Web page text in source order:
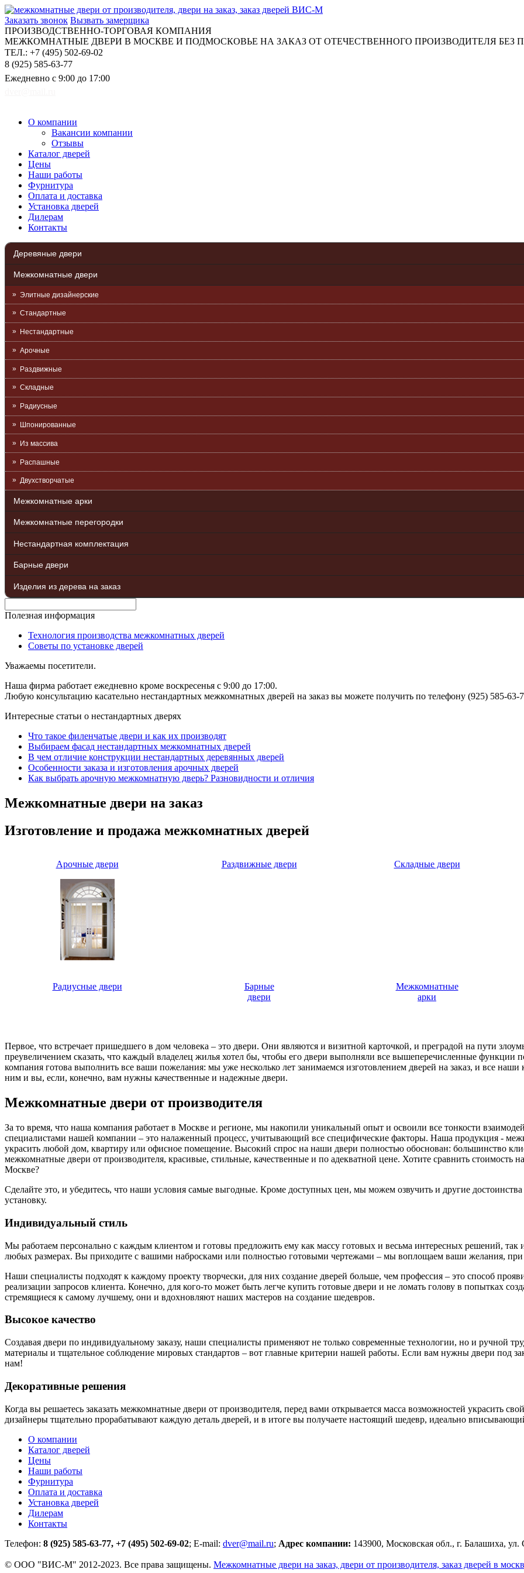
Заказать звонок Вызвать замерщика
ПРОИЗВОДСТВЕННО-ТОРГОВАЯ КОМПАНИЯ
МЕЖКОМНАТНЫЕ ДВЕРИ В МОСКВЕ И ПОДМОСКОВЬЕ НА ЗАКАЗ ОТ ОТЕЧЕСТВЕННОГО ПРОИЗВОДИТЕЛЯ БЕЗ
ТЕЛ.: +7 (495) 502-69-02
8 (925) 585-63-77
Ежедневно с 9:00 до 17:00
О компании
Вакансии компании
Отзывы
Каталог дверей
Цены
Наши работы
Фурнитура
Оплата и доставка
Установка дверей
Дилерам
Контакты
Деревяные двери
Межкомнатные двери
Элитные дизайнерские
Стандартные
Нестандартные
Арочные
Раздвижные
Складные
Радиусные
Шпонированные
Из массива
Распашные
Двухстворчатые
Межкомнатные арки
Межкомнатные перегородки
Нестандартная комплектация
Барные двери
Изделия из дерева на заказ
Полезная информация
Технология производства межкомнатных дверей
Советы по установке дверей
Уважаемы посетители.
Наша фирма работает ежедневно кроме воскресенья с 9:00 до 17:00.
Любую консультацию касательно нестандартных межкомнатных дверей на заказ вы можете получить по телефону (925) 585-63-
Интересные статьи о нестандартных дверях
Что такое филенчатые двери и как их производят
Выбираем фасад нестандартных межкомнатных дверей
В чем отличие конструкции нестандартных деревянных дверей
Особенности заказа и изготовления арочных дверей
Как выбрать арочную межкомнатную дверь? Разновидности и отличия
Межкомнатные двери на заказ
Изготовление и продажа межкомнатных дверей
Арочные двери Раздвижные двери Складные двери
Радиусные двери
Барные
двери
Межкомнатные
арки
Первое, что встречает пришедшего в дом человека – это двери. Они являются и визитной карточкой, и преградой на пути
преувеличением сказать, что каждый владелец жилья хотел бы, чтобы его двери выполняли все вышеперечисленные
компания готова выполнить все ваши пожелания: мы уже несколько лет занимаемся изготовлением дверей на заказ, и все
ним и вы, если, конечно, вам нужны качественные и надежные двери.
Межкомнатные двери от производителя
За то время, что наша компания работает в Москве и регионе, мы накопили уникальный опыт и освоили все тонкости
специалистами нашей компании – это налаженный процесс, учитывающий все специфические факторы. Наша продукция -
украсить любой дом, квартиру или офисное помещение. Высокий спрос на наши двери полностью обоснован: большинство
межкомнатные двери от производителя, красивые, стильные, качественные и по адекватной цене. Хотите сравнить
Москве?
Сделайте это, и убедитесь, что наши условия самые выгодные. Кроме доступных цен, мы можем озвучить и другие
установку.
Индивидуальный стиль
Мы работаем персонально с каждым клиентом и готовы предложить ему как массу готовых и весьма интересных решений, так
любых размерах. Вы приходите с вашими набросками или полностью готовыми чертежами – мы воплощаем ваши желания, при
Наши специалисты подходят к каждому проекту творчески, для них создание дверей больше, чем профессия – это способ
реализации запросов клиента. Конечно, для кого-то может быть легче купить готовые двери и не ломать голову в попытках
стремящиеся к самому лучшему, они и вдохновляют наших мастеров на создание шедевров.
Высокое качество
Создавая двери по индивидуальному заказу, наши специалисты применяют не только современные технологии, но и ручной
материалы и тщательное соблюдение мировых стандартов – вот главные критерии нашей работы. Если вам нужны двери под
нам!
Декоративные решения
Когда вы решаетесь заказать межкомнатные двери от производителя, перед вами открывается масса возможностей украсить
дизайнеры тщательно прорабатывают каждую деталь дверей, и в итоге вы получаете настоящий шедевр, идеально
О компании
Каталог дверей
Цены
Наши работы
Фурнитура
Оплата и доставка
Установка дверей
Дилерам
Контакты
Телефон: 8 (925) 585-63-77, +7 (495) 502-69-02; E-mail: dver@mail.ru; Адрес компании: 143900, Московская обл., г. Балашиха, ул.
© ООО "ВИС-М" 2012-2023. Все права защищены. Межкомнатные двери на заказ, двери от производителя, заказ дверей в